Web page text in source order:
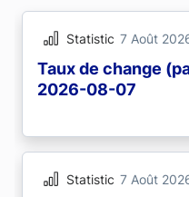
Statistic 7 Août
Taux de change
2026-08-07
Statistic 7 Août